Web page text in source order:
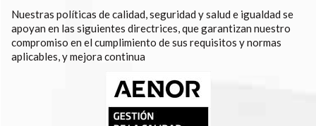
Nuestras políticas de calidad, seguridad y salud e igualdad se
apoyan en las siguientes directrices, que garantizan nuestro
compromiso en el cumplimiento de sus requisitos y normas
aplicables, y mejora continua